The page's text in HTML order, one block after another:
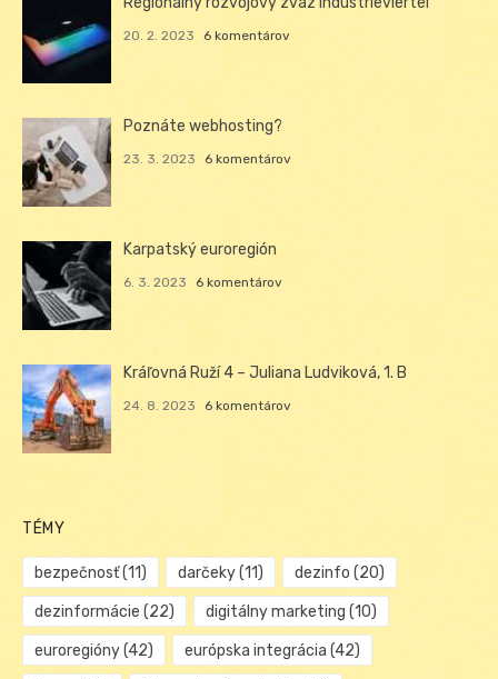
20. 2. 2023 6 komentárov
Poznáte webhosting?
23. 3. 2023 6 komentárov
Karpatský euroregión
6. 3. 2023 6 komentárov
Kráľovná Ruží 4 – Juliana Ludviková, 1. B
24. 8. 2023 6 komentárov
TÉMY
bezpečnosť(11) darčeky(11) dezinfo (20)
dezinformácie (22) digitálny marketing (10)
euroregióny(42) európska integrácia (42)